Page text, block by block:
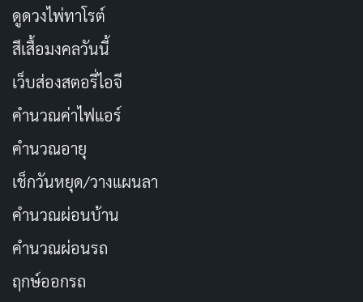
ดูดวงไพ่ทาโรต์
สีเสื้อมงคลวันนี้
เว็บส่องสตอรี่ไอจี
คำนวณค่าไฟแอร์
คำนวณอายุ
เช็กวันหยุด/วางแผนลา
คำนวณผ่อนบ้าน
คำนวณผ่อนรถ
ฤกษ์ออกรถ